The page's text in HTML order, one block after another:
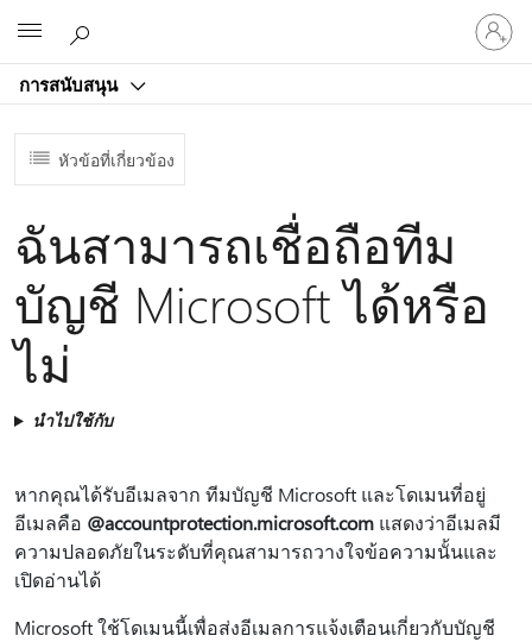
การสนับสนุน
ลงชื่อ
เข้า
บัญชี
หัวข้อที่เกี่ยวข้อง
ฉันสามารถเชื่อถือทีม
บัญชี Microsoft ได้หรือ
ไม่
นำไปใช้กับ
หากคุณได้รับอีเมลจาก ทีมบัญชี Microsoft และโดเมนที่อยู่
อีเมลคือ @accountprotection.microsoft.com แสดงว่าอีเมลมี
ความปลอดภัยในระดับที่คุณสามารถวางใจข้อความนั้นและ
เปิดอ่านได้
Microsoft ใช้โดเมนนี้เพื่อส่งอีเมลการแจ้งเตือนเกี่ยวกับบัญชี